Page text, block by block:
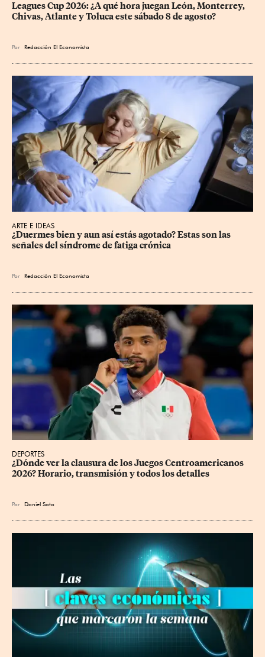
Leagues Cup 2026: ¿A qué hora juegan León, Monterrey,
Chivas, Atlante y Toluca este sábado 8 de agosto?
Por Redacción El Economista
ARTE E IDEAS
¿Duermes bien y aun así estás agotado? Estas son las
señales del síndrome de fatiga crónica
Por Redacción El Economista
DEPORTES
¿Dónde ver la clausura de los Juegos Centroamericanos
2026? Horario, transmisión y todos los detalles
Por Daniel Soto